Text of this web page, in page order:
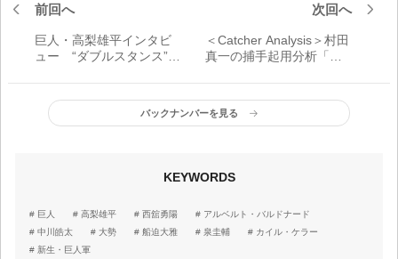
前回へ
巨人・高梨雄平インタビ
ュー “ダブルスタンス”で
タルの準備の仕方は変わ
らない、変えない」
次回へ
＜Catcher Analysis＞村田
真一の捕手起用分析「今
よる捕手併用制が続くの
では。大城には捕手とし
てのリーダーシップが欲
バックナンバーを見る
KEYWORDS
巨人 高梨雄平 西舘勇陽
アルベルト・バルドナード
中川皓太
大勢 船迫大雅 泉圭輔
カイル・ケラー
新生・巨人軍